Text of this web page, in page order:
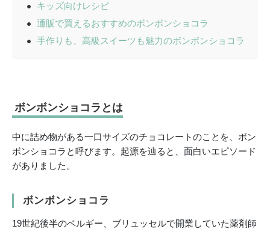
キッズ向けレシピ
通販で買えるおすすめのボンボンショコラ
手作りも、高級スイーツも魅力のボンボンショコラ
ボンボンショコラとは
中に詰め物がある一口サイズのチョコレートのことを、ボン
ボンショコラと呼びます。起源を辿ると、面白いエピソード
がありました。
ボンボンショコラ
19世紀後半のベルギー、ブリュッセルで開業していた薬剤師